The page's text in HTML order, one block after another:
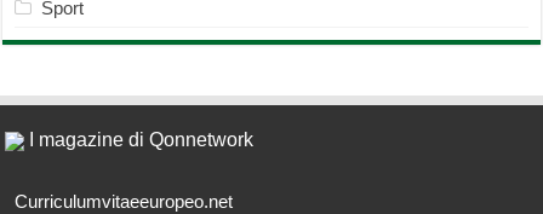
Sport
I magazine di Qonnetwork
Curriculumvitaeeuropeo.net